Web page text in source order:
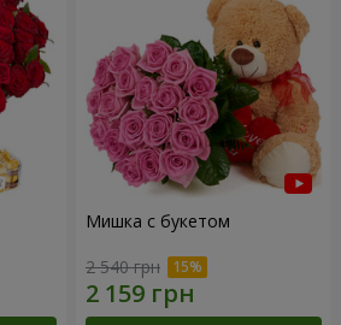
Мишка с букетом
2 540 грн